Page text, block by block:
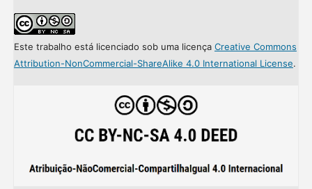
Este trabalho está licenciado sob uma licença Creative Commons
Attribution-NonCommercial-ShareAlike 4.0 International License.